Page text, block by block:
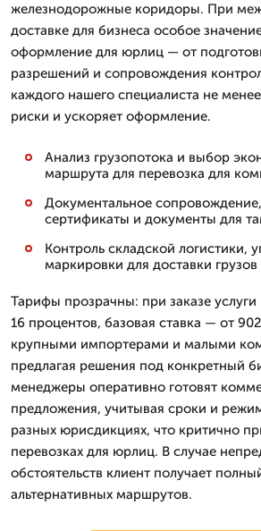
железнодорожные коридоры. При
доставке для бизнеса особое
оформление для юрлиц — от
разрешений и сопровождения
каждого нашего специалиста не
риски и ускоряет оформление.
Анализ грузопотока и выбор
маршрута для перевозка для
Документальное
сертификаты и документы для
Контроль складской логистики,
маркировки для доставки
Тарифы прозрачны: при заказе
16 процентов, базовая ставка — от
крупными импортерами и малыми
предлагая решения под конкретный
менеджеры оперативно готовят
предложения, учитывая сроки и
разных юрисдикциях, что критично
перевозках для юрлиц. В случае
обстоятельств клиент получает
альтернативных маршрутов.